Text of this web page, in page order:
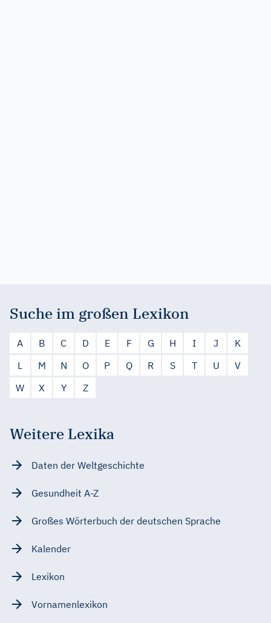
Suche im großen Lexikon
A B C D E F G H I J
K
L
M N O P Q R S T U
V
W
X Y Z
Weitere Lexika
Daten der Weltgeschichte
Gesundheit A-Z
Großes Wörterbuch der deutschen Sprache
Kalender
Lexikon
Vornamenlexikon